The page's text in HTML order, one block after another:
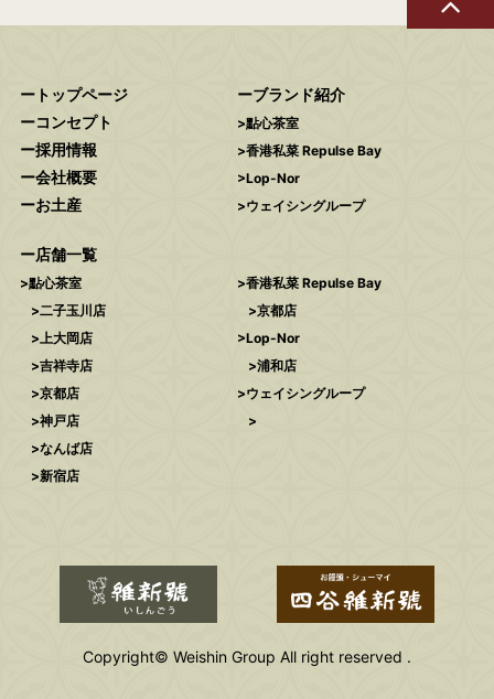
トップページ
コンセプト
採用情報
会社概要
お土産
ブランド紹介
點心茶室
香港私菜 Repulse Bay
Lop-Nor
ウェイシングループ
店舗一覧
點心茶室
二子玉川店
上大岡店
吉祥寺店
京都店
神戸店
なんば店
新宿店
香港私菜 Repulse Bay
京都店
Lop-Nor
浦和店
ウェイシングループ
Copyright© Weishin Group All right reserved .